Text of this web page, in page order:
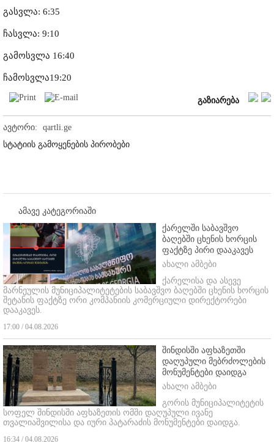
გასვლა: 6:35
ჩასვლა: 9:10
გამოსვლა 16:40
ჩამოსვლა19:20
გაზიარება
ავტორი:
qartli.ge
სტატიის გამოყენების პირობები
ამავე კატეგორიაში
ქარელში საბავშვო
ბაღებში ცხენის ხორცის
ფაქტზე პირი დააკავეს
ახალი ამბები
ქარელისა და ასევე
მარნეულის მუნიციპალიტეტების საბავშვო ბაღებში ცხენის ხორცის
შეტანის ფაქტზე ორი კომპანიის კომერციული დირექტორები
დააკავეს.
17:00 / 04.08.2026
შინდისში აფხაზეთში
დაღუპული მებრძოლების
მონუმენტები დაიდგა
ახალი ამბები
გორის მუნიციპალიტეტის
სოფელ შინდისში აფხაზეთის ომში დაღუპული ივანე
თვალიაშვილისა და იური პატარაძის მონუმენტები დაიდგა.
16:34 / 04.08.2026